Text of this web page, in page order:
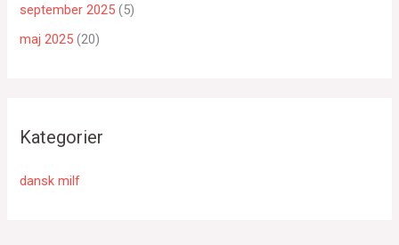
september 2025 (5)
maj 2025 (20)
Kategorier
dansk milf